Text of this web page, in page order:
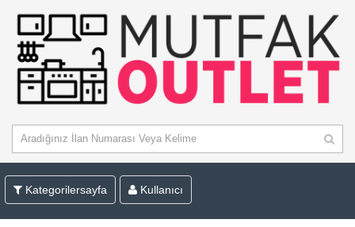
Kategorilersayfa Kullanıcı